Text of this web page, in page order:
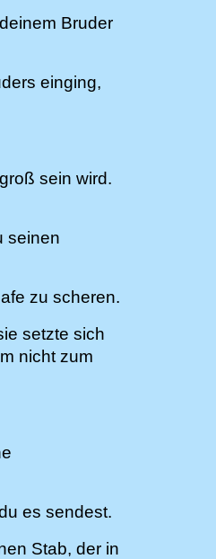
Bruder
einging,
sein wird.
seinen
zu scheren.
setzte sich
nicht zum
es sendest.
Stab, der in